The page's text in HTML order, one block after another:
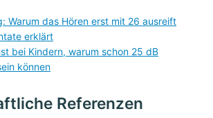
Warum das Hören erst mit 26 ausreift
erklärt
bei Kindern, warum schon 25 dB
können
Referenzen